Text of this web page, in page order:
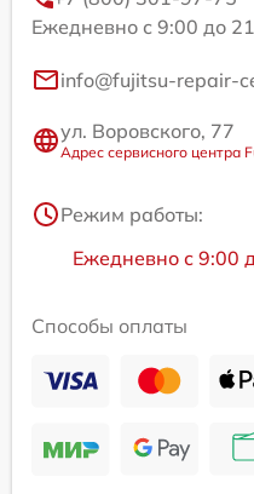
Ежедневно с 9:00 до
info@fujitsu-repair-
ул. Воровского, 77
Адрес сервисного центра
Режим работы:
Ежедневно с 9:00
Способы оплаты